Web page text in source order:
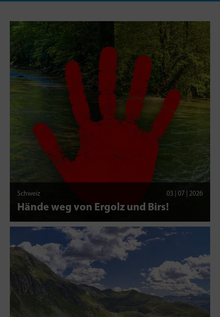
Schweiz 03 | 07 | 2026
Hände weg von Ergolz und Birs!